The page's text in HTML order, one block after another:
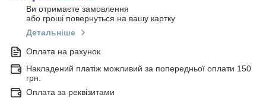
Ви отримаєте замовлення
або гроші повернуться на вашу картку
Детальніше
Оплата на рахунок
Накладений платіж можливий за попередньої оплати 150
грн.
Оплата за реквізитами